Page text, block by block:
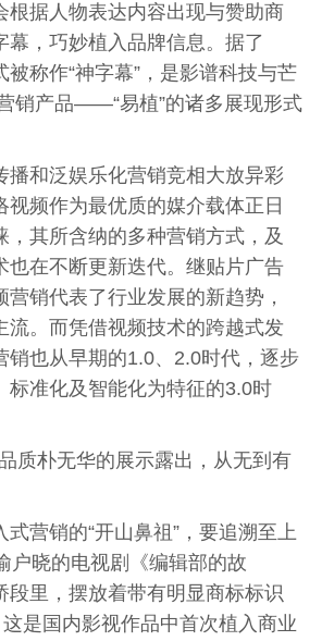
根据人物表达内容出现与赞助商
幕，巧妙植入品牌信息。据了
称作“神字幕”，是影谱科技与芒
销产品——“易植”的诸多展现形式
和泛娱乐化营销竞相大放异彩
视频作为最优质的媒介载体正日
，其所含纳的多种营销方式，及
也在不断更新迭代。继贴片广告
营销代表了行业发展的新趋势，
流。而凭借视频技术的跨越式发
销也从早期的1.0、2.0时代，逐步
标准化及智能化为特征的3.0时
朴无华的展示露出，从无到有
营销的“开山鼻祖”，要追溯至上
户晓的电视剧《编辑部的故
段里，摆放着带有明显商标标识
这是国内影视作品中首次植入商业